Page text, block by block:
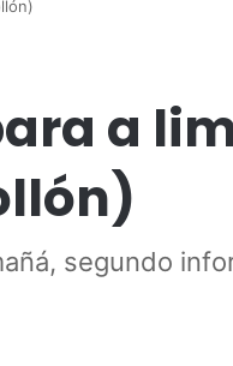
a
segundo